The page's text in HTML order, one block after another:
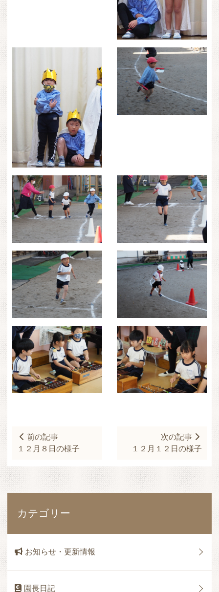
カテゴリー
お知らせ・更新情報
園長日記
前の記事
１２月８日の様子
次の記事
１２月１２日の様子